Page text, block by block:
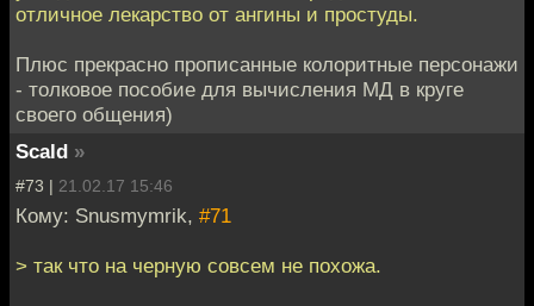
отличное лекарство от ангины и простуды.
Плюс прекрасно прописанные колоритные персонажи
- толковое пособие для вычисления МД в круге
своего общения)
Scald »
#73 | 21.02.17 15:46
Кому: Snusmymrik, #71
> так что на черную совсем не похожа.